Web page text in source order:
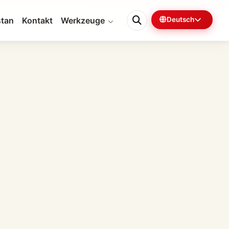
Kontakt Werkzeuge Deutsch
0% 5 Min. verbleibend